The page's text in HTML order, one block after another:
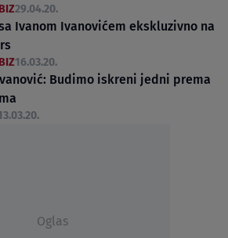
29.04.20.
Ivanom Ivanovićem ekskluzivno na
16.03.20.
Budimo iskreni jedni prema
Oglas